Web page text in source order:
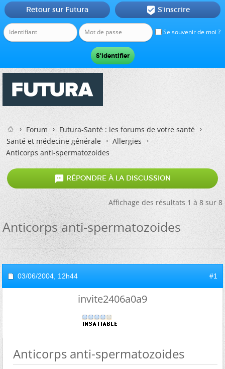
Se souvenir de moi ?
Retour sur Futura  S'inscrire
Forum
Futura-Santé : les forums de votre santé
Santé et médecine générale
Allergies
Anticorps anti-spermatozoides
 RÉPONDRE À LA DISCUSSION
Affichage des résultats 1 à 8 sur 8
Anticorps anti-spermatozoides
03/06/2004, 12h44 #1
invite2406a0a9
Anticorps anti-spermatozoides